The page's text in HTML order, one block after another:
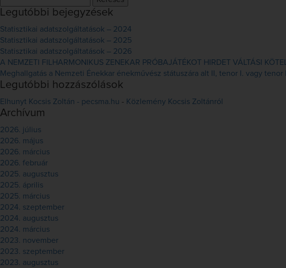
Legutóbbi bejegyzések
Statisztikai adatszolgáltatások – 2024
Statisztikai adatszolgáltatások – 2025
Statisztikai adatszolgáltatások – 2026
A NEMZETI FILHARMONIKUS ZENEKAR PRÓBAJÁTÉKOT HIRDET VÁLTÁSI
Meghallgatás a Nemzeti Énekkar énekművész státuszára alt II, tenor I. vagy tenor
Legutóbbi hozzászólások
Elhunyt Kocsis Zoltán - pecsma.hu - Közlemény Kocsis Zoltánról
Archívum
2026. július
2026. május
2026. március
2026. február
2025. augusztus
2025. április
2025. március
2024. szeptember
2024. augusztus
2024. március
2023. november
2023. szeptember
2023. augusztus